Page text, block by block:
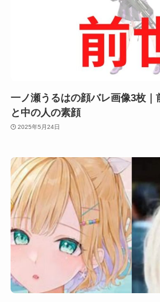
一ノ瀬うるはの顔バレ画像3枚｜
と中の人の素顔
2025年5月24日